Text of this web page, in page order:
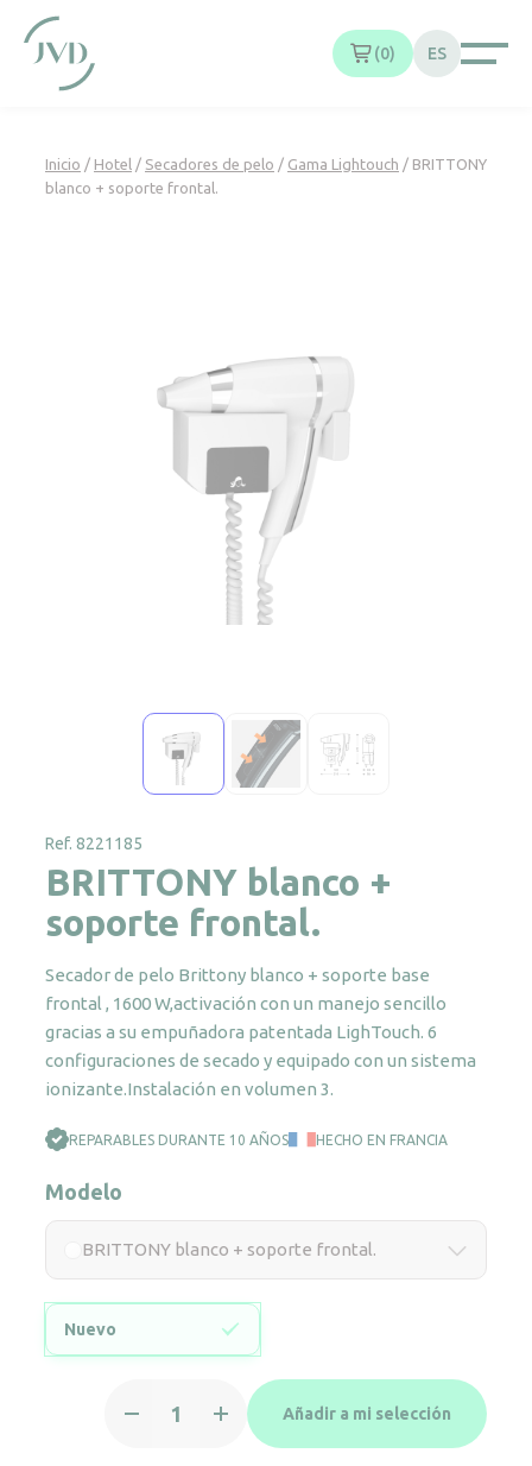
0 ES
Inicio / Hotel / Secadores de pelo / Gama Lightouch / BRITTONY
blanco + soporte frontal.
Ref. 8221185
BRITTONY blanco +
soporte frontal.
Secador de pelo Brittony blanco + soporte base
frontal , 1600 W,activación con un manejo sencillo
gracias a su empuñadora patentada LighTouch. 6
configuraciones de secado y equipado con un sistema
ionizante.Instalación en volumen 3.
REPARABLES DURANTE 10 AÑOS HECHO EN FRANCIA
Modelo
BRITTONY blanco + soporte frontal.
Nuevo
blanco
Añadir a mi selección
Panel de gestión de cookies